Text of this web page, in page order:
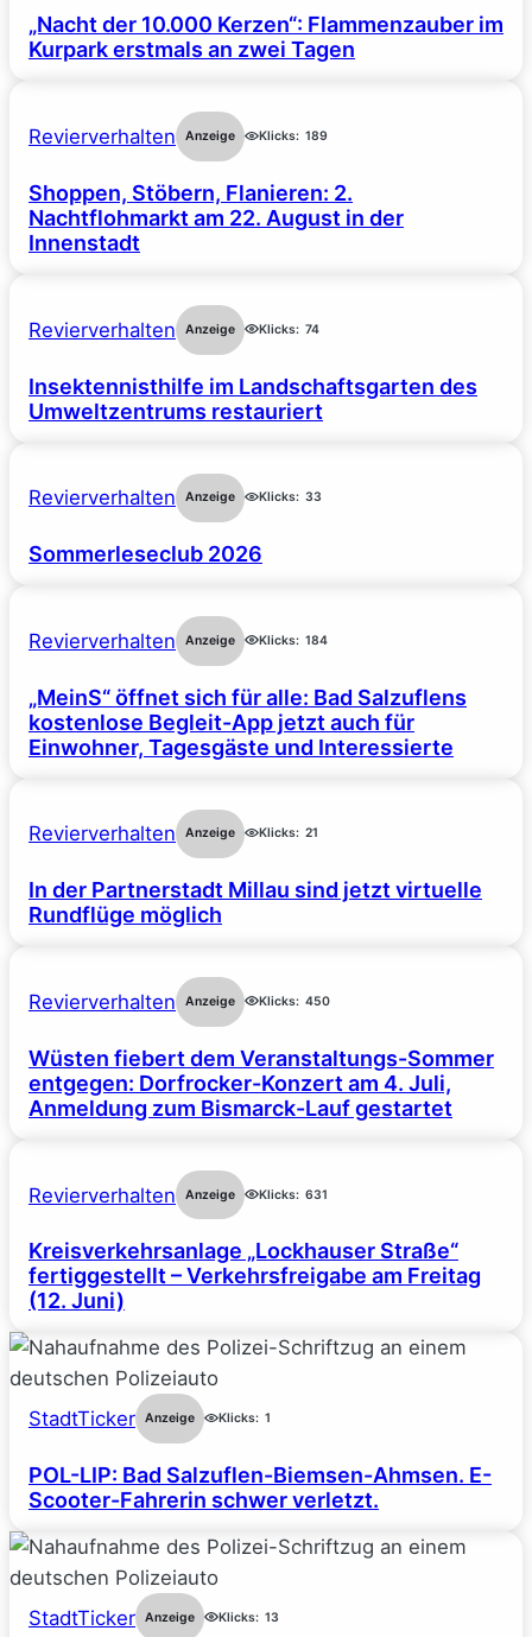
„Nacht der 10.000 Kerzen“: Flammenzauber im
Kurpark erstmals an zwei Tagen
Revierverhalten Anzeige Klicks: 189
Shoppen, Stöbern, Flanieren: 2.
Nachtflohmarkt am 22. August in der
Innenstadt
Revierverhalten Anzeige Klicks: 74
Insektennisthilfe im Landschaftsgarten des
Umweltzentrums restauriert
Revierverhalten Anzeige Klicks: 33
Sommerleseclub 2026
Revierverhalten Anzeige Klicks: 184
„MeinS“ öffnet sich für alle: Bad Salzuflens
kostenlose Begleit-App jetzt auch für
Einwohner, Tagesgäste und Interessierte
Revierverhalten Anzeige Klicks: 21
In der Partnerstadt Millau sind jetzt virtuelle
Rundflüge möglich
Revierverhalten Anzeige Klicks: 450
Wüsten fiebert dem Veranstaltungs-Sommer
entgegen: Dorfrocker-Konzert am 4. Juli,
Anmeldung zum Bismarck-Lauf gestartet
Revierverhalten Anzeige Klicks: 631
Kreisverkehrsanlage „Lockhauser Straße“
fertiggestellt – Verkehrsfreigabe am Freitag
(12. Juni)
StadtTicker Anzeige Klicks: 1
POL-LIP: Bad Salzuflen-Biemsen-Ahmsen. E-
Scooter-Fahrerin schwer verletzt.
StadtTicker Anzeige Klicks: 13